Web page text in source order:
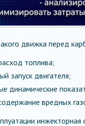
движка перед
топлива;
запуск двигателя;
динамические
вредных